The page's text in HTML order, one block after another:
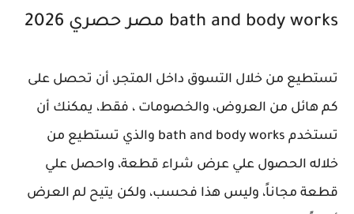
bath and body works مصر حصري 2026
تستطيع من خلال التسوق داخل المتجر، أن تحصل على
كم هائل من العروض، والخصومات ، فقط، يمكنك أن
تستخدم bath and body works والذي تستطيع من
خلاله الحصول علي عرض شراء قطعة، واحصل علي
قطعة مجاناً، وليس هذا فحسب، ولكن يتيح لم العرض